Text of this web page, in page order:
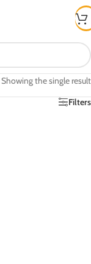
Showing the single result
Filters